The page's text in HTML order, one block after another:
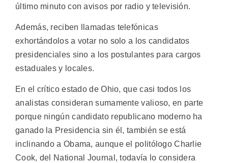
último minuto con avisos por radio y televisión.
Además, reciben llamadas telefónicas
exhortándolos a votar no solo a los candidatos
presidenciales sino a los postulantes para cargos
estaduales y locales.
En el crítico estado de Ohio, que casi todos los
analistas consideran sumamente valioso, en parte
porque ningún candidato republicano moderno ha
ganado la Presidencia sin él, también se está
inclinando a Obama, aunque el politólogo Charlie
Cook, del National Journal, todavía lo considera